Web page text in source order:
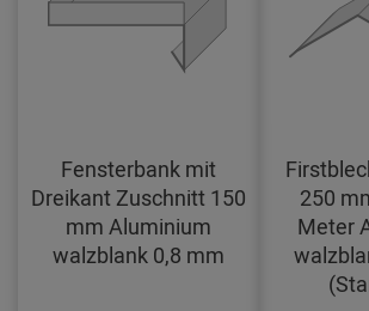
Fensterbank mit
Dreikant Zuschnitt 150
mm Aluminium
walzblank 0,8 mm
250
Meter